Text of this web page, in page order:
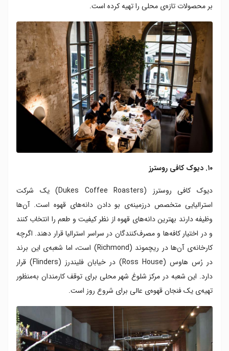
بر محصولات تازه‌ی محلی را تهیه کرده است.
۱۰. دیوک کافی روسترز
دیوک کافی روسترز (Dukes Coffee Roasters) یک شرکت
استرالیایی متخصص درزمینه‌ی بو دادن دانه‌های قهوه است. آن‌ها
وظیفه دارند بهترین دانه‌های قهوه از نظر کیفیت و طعم را انتخاب کنند
و در اختیار کافه‌ها و مصرف‌کنندگان در سراسر استرالیا قرار دهند. اگرچه
کارخانه‌ی آن‌ها در ریچموند (Richmond) است، اما شعبه‌ی این برند
در رُس هاوس (Ross House) در خیابان فلیندرز (Flinders) قرار
دارد. این شعبه در مرکز شلوغ شهر محلی برای توقف کارمندان به‌منظور
تهیه‌ی یک فنجان قهوه‌ی عالی برای شروع روز است.